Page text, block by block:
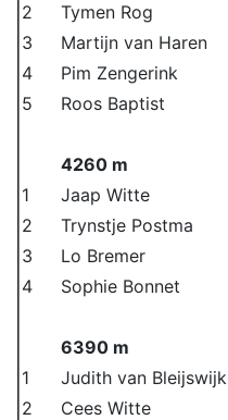
2
Tymen Rog
3
Martijn van Haren
4
Pim Zengerink
5
Roos Baptist
4260 m
1
Jaap Witte
2
Trynstje Postma
3
Lo Bremer
4
Sophie Bonnet
6390 m
1
Judith van Bleijswijk
2
Cees Witte